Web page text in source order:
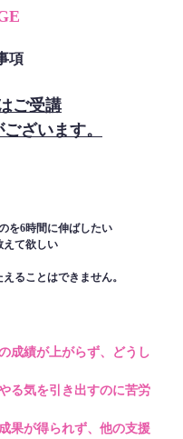
項
ご受講
ざいます。
を6時間に伸ばしたい
えて欲しい
ることはできません。
成績が上がらず、どうし
る気を引き出すのに苦労
果が得られず、他の支援